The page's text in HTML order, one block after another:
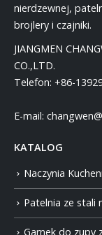
nierdzewnej,
brojlery i czajniki.
JIANGMEN
CO.,LTD.
Telefon: +86-
E-mail:
KATALOG
Naczynia
Patelnia ze stali
Garnek do zupy